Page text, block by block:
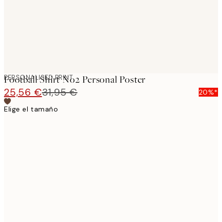
PERSONALISED PRINT
Football Shirt No2 Personal Poster
25,56 €31,95 €
20%*
Elige el tamaño